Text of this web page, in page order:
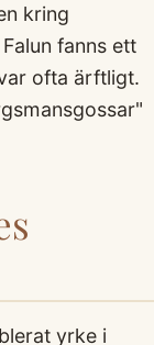
kring
fanns ett
ofta ärftligt.
yrke i